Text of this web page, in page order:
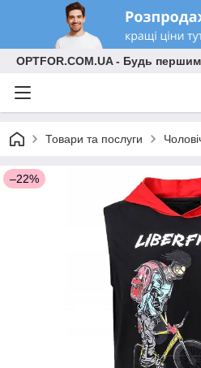
OPTFOR.COM.UA - Будь
Товари та послуги
–22%